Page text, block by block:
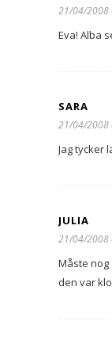
21/04/2008
Eva! Alba
SARA
21/04/2008
Jag tycker
JULIA
21/04/2008
Måste nog
den var